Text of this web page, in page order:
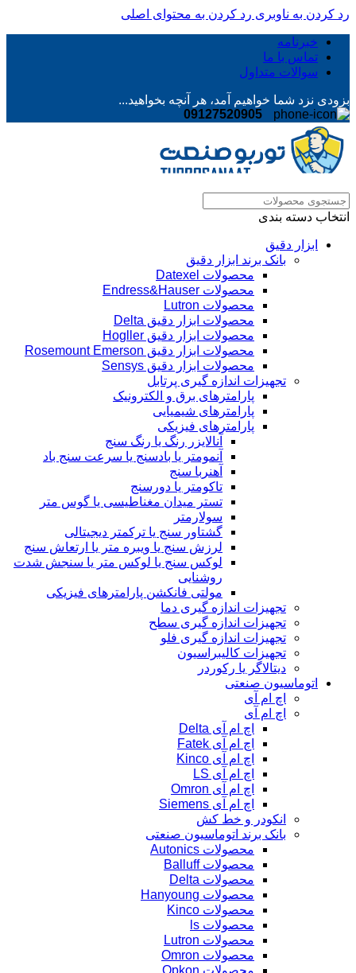
رد کردن به ناوبری رد کردن به محتوای اصلی
خبرنامه
تماس با ما
سوالات متداول
بزودی نزد شما خواهیم آمد، هر آنچه بخواهید...
09127520905
انتخاب دسته بندی
ابزار دقیق
بانک برند ابزار دقیق
محصولات Datexel
محصولات Endress&Hauser
محصولات Lutron
محصولات ابزار دقیق Delta
محصولات ابزار دقیق Hogller
محصولات ابزار دقیق Rosemount Emerson
محصولات ابزار دقیق Sensys
تجهیزات اندازه گیری پرتابل
پارامترهای برق و الکترونیک
پارامترهای شیمیایی
پارامترهای فیزیکی
آنالایزر رنگ یا رنگ سنج
آنمومتر یا بادسنج یا سرعت سنج باد
آهنربا سنج
تاکومتر یا دورسنج
تستر میدان مغناطیسی یا گوس متر
سولارمتر
گشتاور سنج یا ترکمتر دیجیتالی
لرزش سنج یا ویبره متر یا ارتعاش سنج
لوکس سنج یا لوکس متر یا سنجش شدت
روشنایی
مولتی فانکشن پارامترهای فیزیکی
تجهیزات اندازه گیری دما
تجهیزات اندازه گیری سطح
تجهیزات اندازه گیری فلو
تجهیزات کالیبراسیون
دیتالاگر یا رکوردر
اتوماسیون صنعتی
اچ ام آی
اچ ام آی
اچ ام آی Delta
اچ ام آی Fatek
اچ ام آی Kinco
اچ ام آی LS
اچ ام آی Omron
اچ ام آی Siemens
انکودر و خط کش
بانک برند اتوماسیون صنعتی
محصولات Autonics
محصولات Balluff
محصولات Delta
محصولات Hanyoung
محصولات Kinco
محصولات ls
محصولات Lutron
محصولات Omron